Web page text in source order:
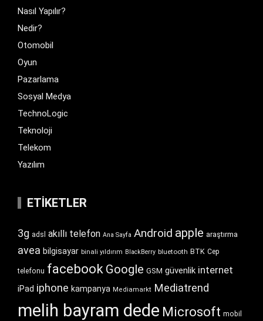
Nasıl Yapılır?
Nedir?
Otomobil
Oyun
Pazarlama
Sosyal Medya
TechnoLogic
Teknoloji
Telekom
Yazılım
ETIKETLER
3g adsl akıllı telefon Ana Sayfa Android apple araştırma
avea bilgisayar binali yıldırım BlackBerry bluetooth BTK Cep
telefonu facebook Google GSM güvenlik internet
iPad iphone kampanya Mediamarkt Mediatrend
melih bayram dede Microsoft mobil